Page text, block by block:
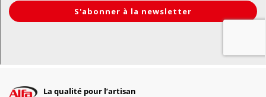
La qualité pour l’artisan